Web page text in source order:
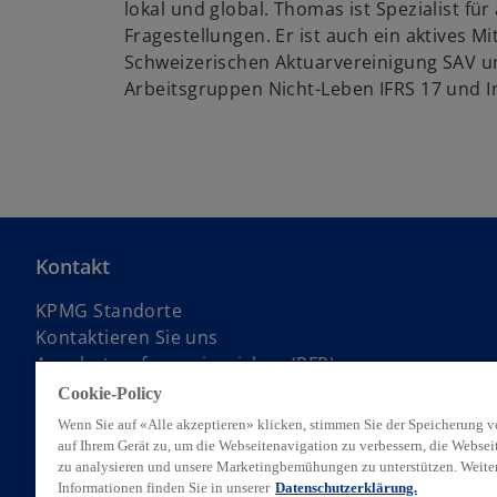
lokal und global. Thomas ist Spezialist
Fragestellungen. Er ist auch ein aktives
Schweizerischen Aktuarvereinigung SAV
Arbeitsgruppen Nicht-Leben IFRS 17 und
Kontakt
KPMG Standorte
Kontaktieren Sie uns
Angebotsanfrage einreichen (RFP)
KPMG Alumni Netzwerk
Cookie-Policy
Wenn Sie auf «Alle akzeptieren» klicken, stimmen Sie der Speicherung
auf Ihrem Gerät zu, um die Webseitenavigation zu verbessern, die
zu analysieren und unsere Marketingbemühungen zu unterstützen.
Informationen finden Sie in unserer Datenschutzerklärung.